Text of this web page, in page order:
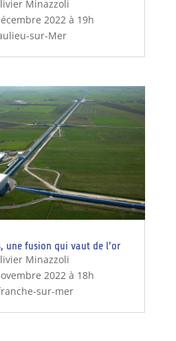
Minazzoli
2022 à 19h
sur-Mer
une fusion qui vaut de l’or
Minazzoli
2022 à 18h
sur-mer